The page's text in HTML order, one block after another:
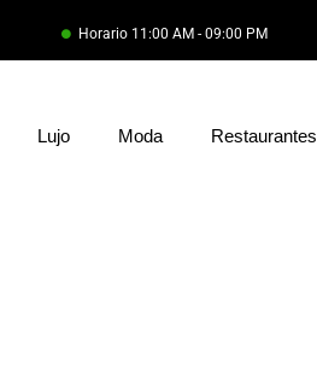
Horario 11:00 AM - 09:00 PM
Lujo Moda Restaurantes